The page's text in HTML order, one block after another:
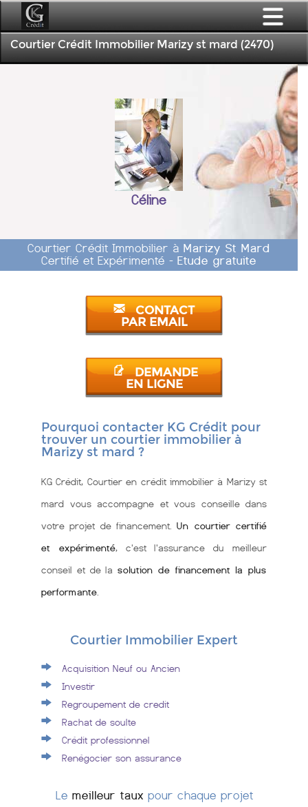
Courtier Crédit Immobilier Marizy st mard (2470)
Céline
Courtier Crédit Immobilier à Marizy St Mard
Certifié et Expérimenté - Etude gratuite
CONTACT
PAR EMAIL
DEMANDE
EN LIGNE
Pourquoi contacter KG Crédit pour
trouver un courtier immobilier à
Marizy st mard ?
KG Crédit, Courtier en crédit immobilier à Marizy st
mard vous accompagne et vous conseille dans
votre projet de financement.Un courtier certifié
et expérimenté, c'est l'assurance du meilleur
conseil et de la solution de financement la plus
performante
Courtier Immobilier Expert
Acquisition Neuf ou Ancien
Investir
Regroupement de credit
Rachat de soulte
Crédit professionnel
Renégocier son assurance
Le meilleur taux pour chaque projet